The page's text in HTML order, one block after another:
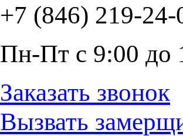
+7 (846) 219-24-
Пн-Пт с 9:00 до
Заказать звонок
Вызвать